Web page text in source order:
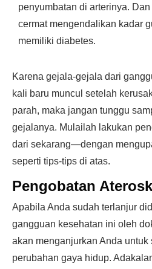
penyumbatan di arterinya.
cermat mengendalikan kadar
memiliki diabetes.
Karena gejala-gejala dari
kali baru muncul setelah
parah, maka jangan tunggu
gejalanya. Mulailah lakukan
dari sekarang—dengan
seperti tips-tips di atas.
Pengobatan
Apabila Anda sudah terlanjur
gangguan kesehatan ini oleh
akan menganjurkan Anda untuk
perubahan gaya hidup.